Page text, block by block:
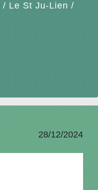
/ Le St Ju-Lien /
28/12/2024